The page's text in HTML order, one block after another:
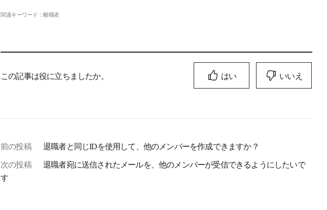
関連キーワード：離職者
この記事は役に立ちましたか。 はい いいえ
前の投稿
退職者と同じIDを使用して、他のメンバーを作成できますか？
次の投稿
退職者宛に送信されたメールを、他のメンバーが受信できるようにしたいで
す